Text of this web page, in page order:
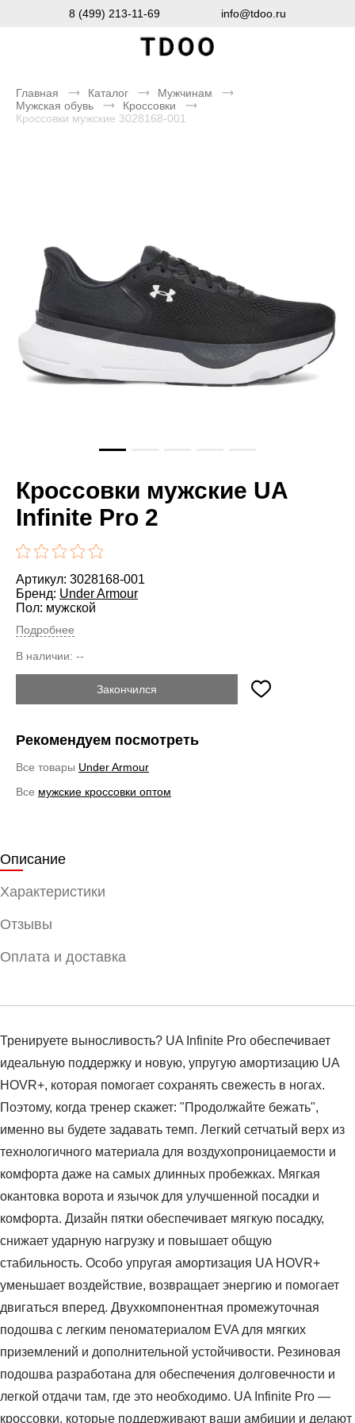
8 (499) 213-11-69 info@tdoo.ru
Главная Каталог
Мужчинам
Мужская обувь
Кроссовки
Кроссовки мужские 3028168-001
Кроссовки мужские UA
Infinite Pro 2
Артикул: 3028168-001
Бренд: Under Armour
Пол: мужской
Подробнее
В наличии: --
Закончился
Рекомендуем посмотреть
Все товары Under Armour
Все мужские кроссовки оптом
Описание
Характеристики
Отзывы
Оплата и доставка
Тренируете выносливость? UA Infinite Pro обеспечивает
идеальную поддержку и новую, упругую амортизацию UA
HOVR+, которая помогает сохранять свежесть в ногах.
Поэтому, когда тренер скажет: "Продолжайте бежать",
именно вы будете задавать темп. Легкий сетчатый верх из
технологичного материала для воздухопроницаемости и
комфорта даже на самых длинных пробежках. Мягкая
окантовка ворота и язычок для улучшенной посадки и
комфорта. Дизайн пятки обеспечивает мягкую посадку,
снижает ударную нагрузку и повышает общую
стабильность. Особо упругая амортизация UA HOVR+
уменьшает воздействие, возвращает энергию и помогает
двигаться вперед. Двухкомпонентная промежуточная
подошва с легким пеноматериалом EVA для мягких
приземлений и дополнительной устойчивости. Резиновая
подошва разработана для обеспечения долговечности и
легкой отдачи там, где это необходимо. UA Infinite Pro —
кроссовки, которые поддерживают ваши амбиции и делают